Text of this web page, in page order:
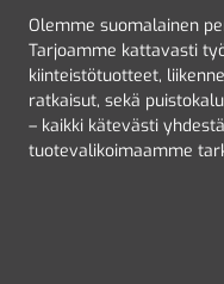
Olemme suomalainen
Tarjoamme kattavasti
kiinteistötuotteet,
ratkaisut, sekä
– kaikki kätevästi
tuotevalikoimaamme